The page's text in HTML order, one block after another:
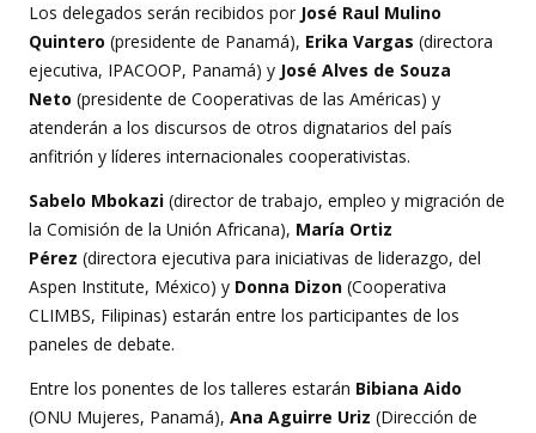
Los delegados serán recibidos por José Raul Mulino
Quintero (presidente de Panamá), Erika Vargas (directora
ejecutiva, IPACOOP, Panamá) y José Alves de Souza
Neto (presidente de Cooperativas de las Américas) y
atenderán a los discursos de otros dignatarios del país
anfitrión y líderes internacionales cooperativistas.
Sabelo Mbokazi (director de trabajo, empleo y migración de
la Comisión de la Unión Africana), María Ortiz
Pérez (directora ejecutiva para iniciativas de liderazgo, del
Aspen Institute, México) y Donna Dizon (Cooperativa
CLIMBS, Filipinas) estarán entre los participantes de los
paneles de debate.
Entre los ponentes de los talleres estarán Bibiana Aido
(ONU Mujeres, Panamá), Ana Aguirre Uriz (Dirección de